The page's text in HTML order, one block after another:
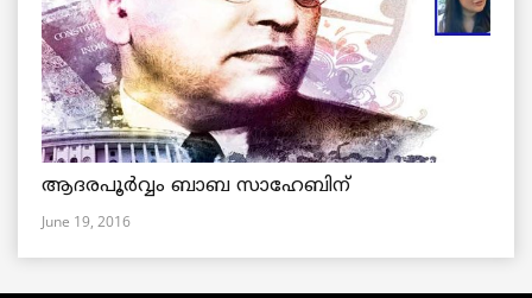
ആദരപൂര്‍വ്വം ബാബ സാഹേബിന്
June 19, 2016